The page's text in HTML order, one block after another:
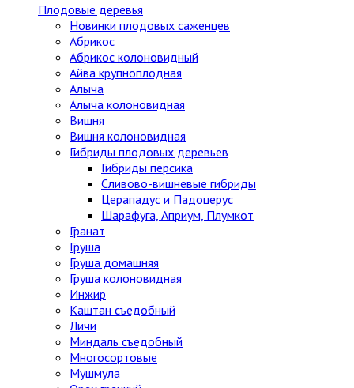
Плодовые деревья
Новинки плодовых саженцев
Абрикос
Абрикос колоновидный
Айва крупноплодная
Алыча
Алыча колоновидная
Вишня
Вишня колоновидная
Гибриды плодовых деревьев
Гибриды персика
Сливово-вишневые гибриды
Церападус и Падоцерус
Шарафуга, Априум, Плумкот
Гранат
Груша
Груша домашняя
Груша колоновидная
Инжир
Каштан съедобный
Личи
Миндаль съедобный
Многосортовые
Мушмула